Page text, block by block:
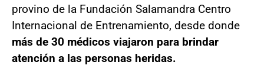
provino de la Fundación Salamandra Centro
Internacional de Entrenamiento, desde donde
más de 30 médicos viajaron para brindar
atención a las personas heridas.